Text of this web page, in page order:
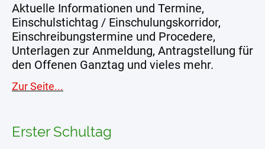
Aktuelle Informationen und Termine,
Einschulstichtag / Einschulungskorridor,
Einschreibungstermine und Procedere,
Unterlagen zur Anmeldung, Antragstellung für
den Offenen Ganztag und vieles mehr.
Zur Seite...
Erster Schultag